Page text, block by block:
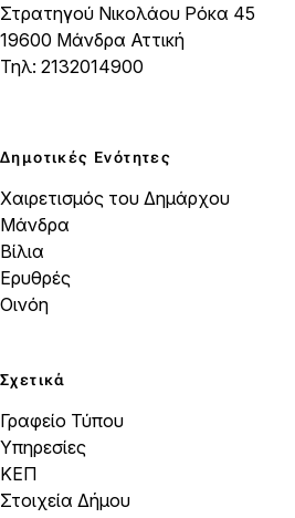
Στρατηγού Νικολάου Ρόκα 45
19600 Μάνδρα Αττική
Τηλ: 2132014900
Δημοτικές Ενότητες
Χαιρετισμός του Δημάρχου
Μάνδρα
Βίλια
Ερυθρές
Οινόη
Σχετικά
Γραφείο Τύπου
Υπηρεσίες
ΚΕΠ
Στοιχεία Δήμου